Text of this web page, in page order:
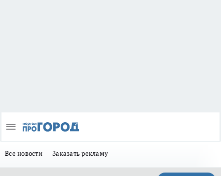
Все новости Заказать рекламу